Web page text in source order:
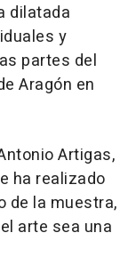
dilatada
y
partes del
Aragón en
Artigas,
ha realizado
de la muestra,
arte sea una